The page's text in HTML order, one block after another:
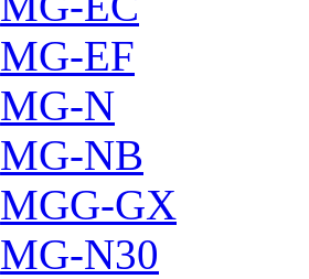
MG-EF
MG-N
MG-NB
MGG-GX
MG-N30